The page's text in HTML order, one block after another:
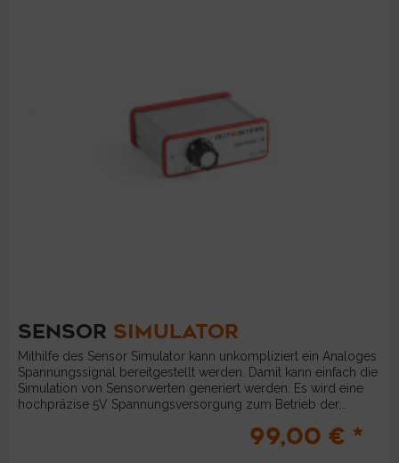
SENSOR SIMULATOR
Mithilfe des Sensor Simulator kann unkompliziert ein Analoges
Spannungssignal bereitgestellt werden. Damit kann einfach die
Simulation von Sensorwerten generiert werden. Es wird eine
hochpräzise 5V Spannungsversorgung zum Betrieb der...
99,00 € *